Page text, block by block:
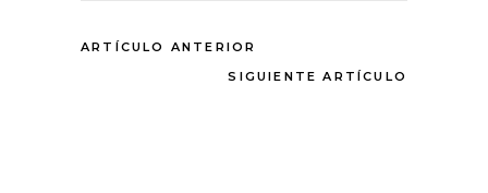
ARTÍCULO ANTERIOR
SIGUIENTE ARTÍCULO